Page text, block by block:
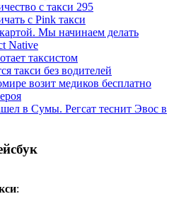
с такси 295
с Pink такси
Мы начинаем делать
Native
таксистом
такси без водителей
возит медиков бесплатно
в Сумы. Регсат теснит Эвос в
: